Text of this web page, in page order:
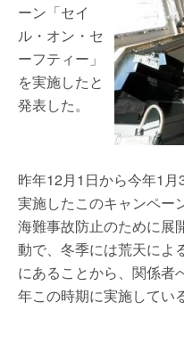
ーン「セイ
ル・オン・セ
ーフティー」
を実施したと
発表した。
昨年12月1日から今年1
実施したこのキャンペー
海難事故防止のために展
動で、冬季には荒天によ
にあることから、関係者
年この時期に実施している